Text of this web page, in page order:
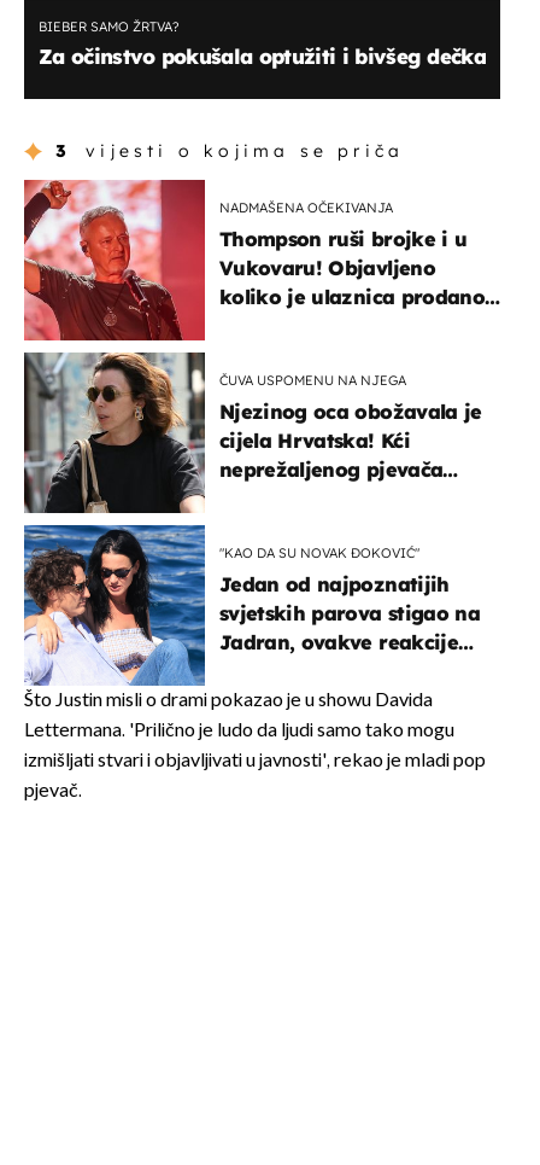
BIEBER SAMO ŽRTVA?
Za očinstvo pokušala optužiti i bivšeg dečka
3 vijesti o kojima se priča
NADMAŠENA OČEKIVANJA
Thompson ruši brojke i u
Vukovaru! Objavljeno
koliko je ulaznica prodano
ČUVA USPOMENU NA NJEGA
Njezinog oca obožavala je
cijela Hrvatska! Kći
neprežaljenog pjevača
"KAO DA SU NOVAK ĐOKOVIĆ"
Jedan od najpoznatijih
svjetskih parova stigao na
Jadran, ovakve reakcije
Što Justin misli o drami pokazao je u showu Davida
Lettermana. 'Prilično je ludo da ljudi samo tako mogu
izmišljati stvari i objavljivati u javnosti', rekao je mladi pop
pjevač.